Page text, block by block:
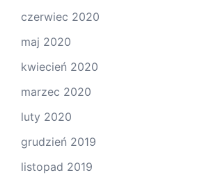
czerwiec 2020
maj 2020
kwiecień 2020
marzec 2020
luty 2020
grudzień 2019
listopad 2019